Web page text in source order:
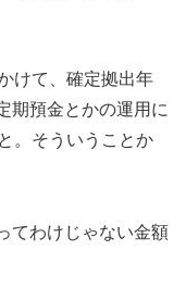
けて、確定拠出年
期預金とかの運用に
。そういうことか
てわけじゃない金額